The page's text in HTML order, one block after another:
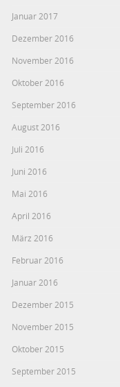
Januar 2017
Dezember 2016
November 2016
Oktober 2016
September 2016
August 2016
Juli 2016
Juni 2016
Mai 2016
April 2016
März 2016
Februar 2016
Januar 2016
Dezember 2015
November 2015
Oktober 2015
September 2015